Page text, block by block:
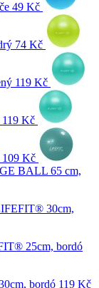
49 Kč
74 Kč
119 Kč
119 Kč
109 Kč
BALL 65 cm,
30cm,
25cm, bordó
bordó 119 Kč